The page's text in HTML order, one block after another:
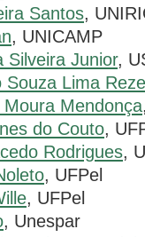
Santos,
, UNICAMP
Silveira Junior,
Souza Lima
Mendonça
do Couto,
Rodrigues,
, UFPel
, UFPel
, Unespar